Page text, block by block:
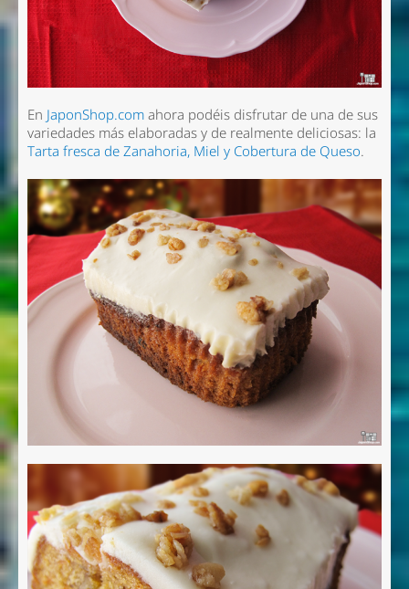
En JaponShop.comahora podéis disfrutar de una de sus
variedades más elaboradas y de realmente deliciosas: la
Tarta fresca de Zanahoria, Miel y Cobertura de Queso.